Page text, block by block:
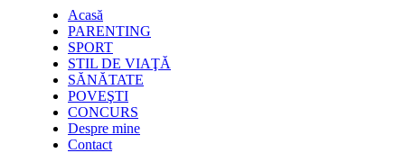
Acasă
PARENTING
SPORT
STIL DE VIAŢĂ
SĂNĂTATE
POVEŞTI
CONCURS
Despre mine
Contact